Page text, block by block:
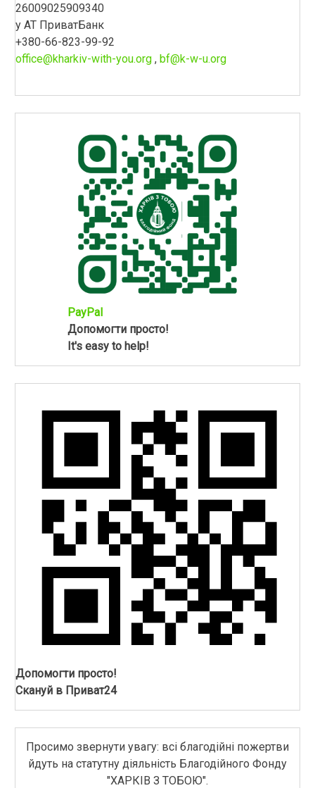
26009025909340
у АТ ПриватБанк
+380-66-823-99-92
office@kharkiv-with-you.org, bf@k-w-u.org
PayPal
Допомогти просто!
It's easy to help!
Допомогти просто!
Скануй в Приват24
Просимо звернути увагу: всі благодійні пожертви
йдуть на статутну діяльність Благодійного Фонду
"ХАРКІВ З ТОБОЮ".